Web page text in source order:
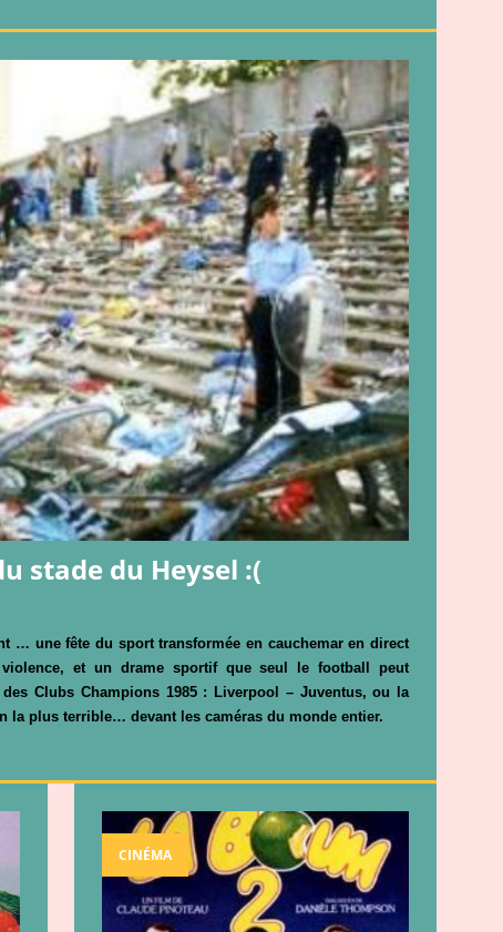
stade du Heysel :(
… une fête du sport transformée en cauchemaren direct
et un drame sportif que seul
le football peut
Clubs Champions 1985 :
Liverpool – Juventus, ou la
la plus terrible… devant les caméras du monde entier.
CINÉMA